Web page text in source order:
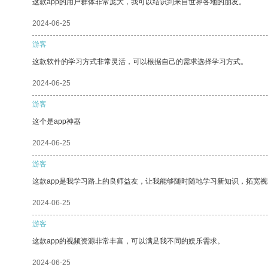
这款app的用户群体非常庞大，我可以结识到来自世界各地的朋友。
2024-06-25
游客
这款软件的学习方式非常灵活，可以根据自己的需求选择学习方式。
2024-06-25
游客
这个是app神器
2024-06-25
游客
这款app是我学习路上的良师益友，让我能够随时随地学习新知识，拓宽
2024-06-25
游客
这款app的视频资源非常丰富，可以满足我不同的娱乐需求。
2024-06-25